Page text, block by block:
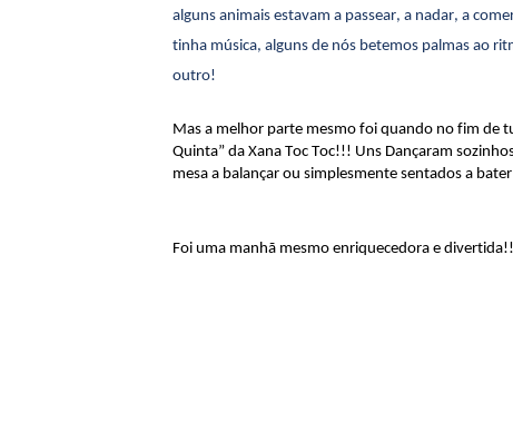
alguns animais estavam a passear, a nadar, a
tinha música, alguns de nós betemos palmas ao
outro!
Mas a melhor parte mesmo foi quando no fim de
Quinta” da Xana Toc Toc!!! Uns Dançaram
mesa a balançar ou simplesmente sentados a
Foi uma manhã mesmo enriquecedora e divertida!!